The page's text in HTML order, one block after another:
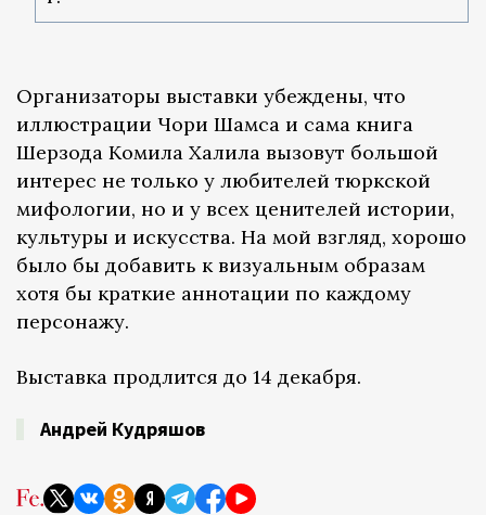
Организаторы выставки убеждены, что
иллюстрации Чори Шамса и сама книга
Шерзода Комила Халила вызовут большой
интерес не только у любителей тюркской
мифологии, но и у всех ценителей истории,
культуры и искусства. На мой взгляд, хорошо
было бы добавить к визуальным образам
хотя бы краткие аннотации по каждому
персонажу.
Выставка продлится до 14 декабря.
Андрей Кудряшов